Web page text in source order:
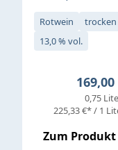
Rotwein
trocken
13,0 % vol.
169,00
0,75
225,33 €* / 1
Zum Produkt